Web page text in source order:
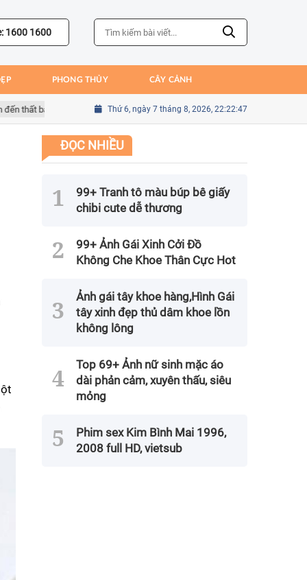
1600 1600
PHONG THỦY CÂY CẢNH
bại của Bồ Đào Nha Sai lầm của Kim Seung-gyu trong trận gặp
Thứ 6, ngày 7 tháng 8, 2026, 22:22:48
ĐỌC NHIỀU
99+ Tranh tô màu búp bê giấy
chibi cute dễ thương
99+ Ảnh Gái Xinh Cởi Đồ
Không Che Khoe Thân Cực Hot
Ảnh gái tây khoe hàng,Hình Gái
tây xinh đẹp thủ dâm khoe lồn
không lông
Top 69+ Ảnh nữ sinh mặc áo
dài phản cảm, xuyên thấu, siêu
mỏng
Phim sex Kim Bình Mai 1996,
2008 full HD, vietsub